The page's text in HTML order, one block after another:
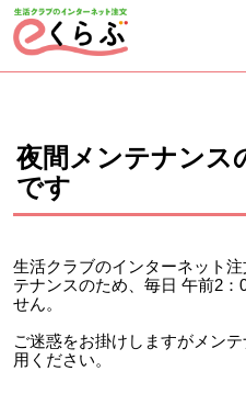
ページの先頭です。
夜間メンテナンス
です
生活クラブのインターネット
テナンスのため、毎日 午前2：
せん。
ご迷惑をお掛けしますがメン
用ください。